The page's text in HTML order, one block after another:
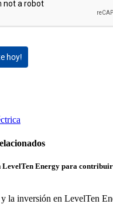
hoy!
LevelTen Energy para
la inversión en LevelTen